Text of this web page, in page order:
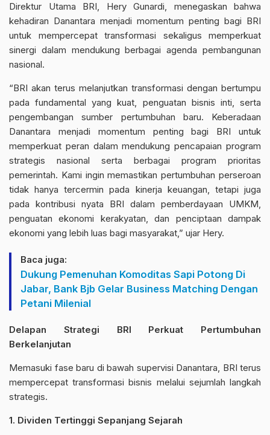
Direktur Utama BRI, Hery Gunardi, menegaskan bahwa
kehadiran Danantara menjadi momentum penting bagi BRI
untuk mempercepat transformasi sekaligus memperkuat
sinergi dalam mendukung berbagai agenda pembangunan
nasional.
“BRI akan terus melanjutkan transformasi dengan bertumpu
pada fundamental yang kuat, penguatan bisnis inti, serta
pengembangan sumber pertumbuhan baru. Keberadaan
Danantara menjadi momentum penting bagi BRI untuk
memperkuat peran dalam mendukung pencapaian program
strategis nasional serta berbagai program prioritas
pemerintah. Kami ingin memastikan pertumbuhan perseroan
tidak hanya tercermin pada kinerja keuangan, tetapi juga
pada kontribusi nyata BRI dalam pemberdayaan UMKM,
penguatan ekonomi kerakyatan, dan penciptaan dampak
ekonomi yang lebih luas bagi masyarakat,” ujar Hery.
Baca juga:
Dukung Pemenuhan Komoditas Sapi Potong Di
Jabar, Bank Bjb Gelar Business Matching Dengan
Petani Milenial
Delapan Strategi BRI Perkuat Pertumbuhan
Berkelanjutan
Memasuki fase baru di bawah supervisi Danantara, BRI terus
mempercepat transformasi bisnis melalui sejumlah langkah
strategis.
1. Dividen Tertinggi Sepanjang Sejarah